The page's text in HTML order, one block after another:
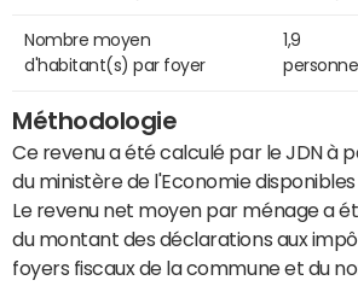
Nombre moyen
d'habitant(s) par foyer
1,9
Méthodologie
Ce revenu a été calculé par le JDN à
du ministère de l'Economie
Le revenu net moyen par ménage a
du montant des déclarations aux
foyers fiscaux de la commune et du